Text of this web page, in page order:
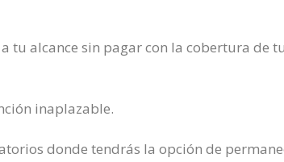
tu alcance sin pagar con la cobertura de
inaplazable.
donde tendrás la opción de